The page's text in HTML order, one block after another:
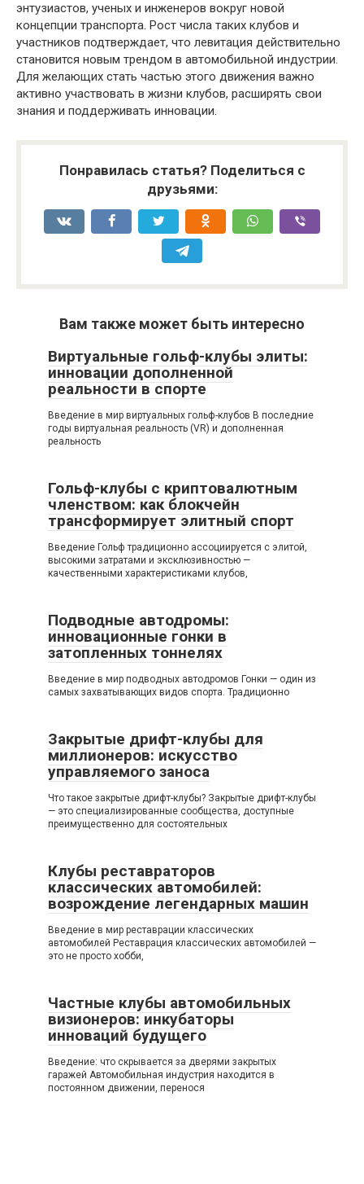
энтузиастов, ученых и инженеров вокруг новой
концепции транспорта. Рост числа таких клубов и
участников подтверждает, что левитация действительно
становится новым трендом в автомобильной индустрии.
Для желающих стать частью этого движения важно
активно участвовать в жизни клубов, расширять свои
знания и поддерживать инновации.
Понравилась статья? Поделиться с
друзьями:
Вам также может быть интересно
Виртуальные гольф-клубы элиты:
инновации дополненной
реальности в спорте
Введение в мир виртуальных гольф-клубов В последние
годы виртуальная реальность (VR) и дополненная
реальность
Гольф-клубы с криптовалютным
членством: как блокчейн
трансформирует элитный спорт
Введение Гольф традиционно ассоциируется с элитой,
высокими затратами и эксклюзивностью —
качественными характеристиками клубов,
Подводные автодромы:
инновационные гонки в
затопленных тоннелях
Введение в мир подводных автодромов Гонки — один из
самых захватывающих видов спорта. Традиционно
Закрытые дрифт-клубы для
миллионеров: искусство
управляемого заноса
Что такое закрытые дрифт-клубы? Закрытые дрифт-клубы
— это специализированные сообщества, доступные
преимущественно для состоятельных
Клубы реставраторов
классических автомобилей:
возрождение легендарных машин
Введение в мир реставрации классических
автомобилей Реставрация классических автомобилей —
это не просто хобби,
Частные клубы автомобильных
визионеров: инкубаторы
инноваций будущего
Введение: что скрывается за дверями закрытых
гаражей Автомобильная индустрия находится в
постоянном движении, перенося